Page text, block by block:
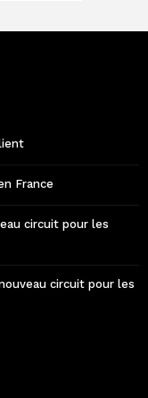
France
circuit pour les
circuit pour les